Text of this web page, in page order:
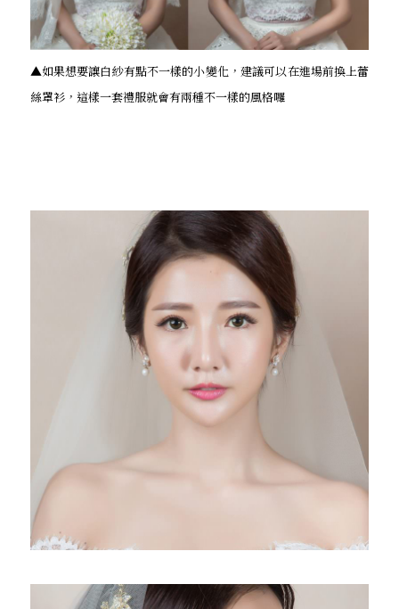
▲如果想要讓白紗有點不一樣的小變化，建議可以在進場前換上蕾
絲罩衫，這樣一套禮服就會有兩種不一樣的風格囉